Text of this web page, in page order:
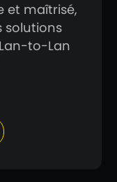
et maîtrisé,
solutions
to-Lan